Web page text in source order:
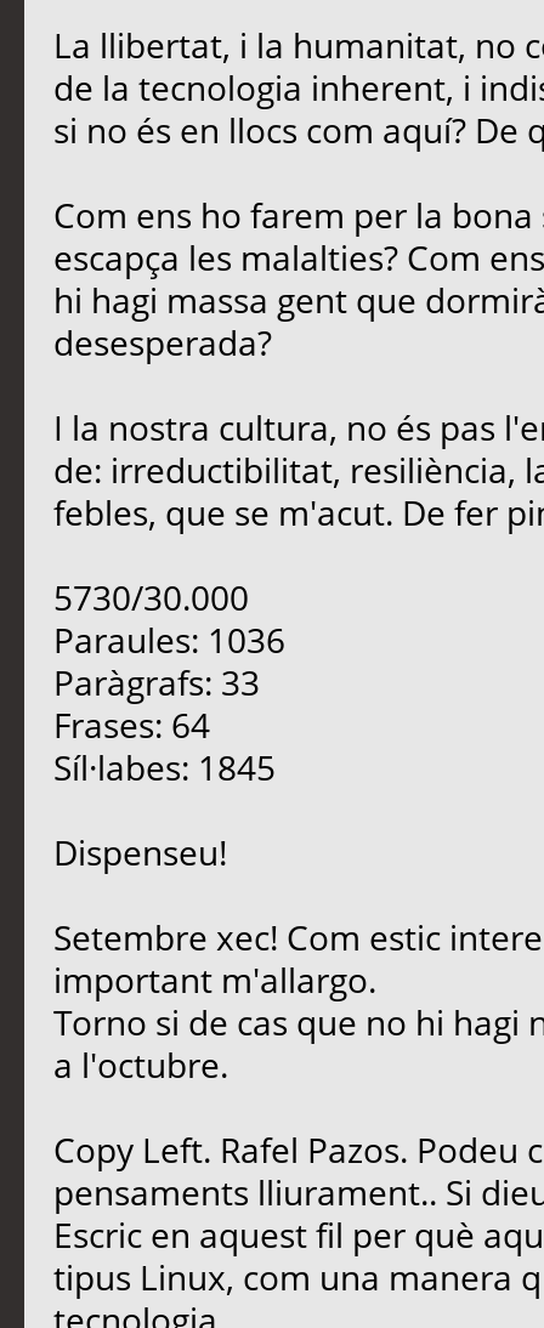
La llibertat, i la humanitat, no
de la tecnologia inherent, i
si no és en llocs com aquí? De
Com ens ho farem per la
escapça les malalties? Com
hi hagi massa gent que
desesperada?
I la nostra cultura, no és pas
de: irreductibilitat, resiliència,
febles, que se m'acut. De fer
5730/30.000
Paraules: 1036
Paràgrafs: 33
Frases: 64
Síl·labes: 1845
Dispenseu!
Setembre xec! Com estic
important m'allargo.
Torno si de cas que no hi
a l'octubre.
Copy Left. Rafel Pazos.
pensaments lliurament.. Si
Escric en aquest fil per què
tipus Linux, com una manera